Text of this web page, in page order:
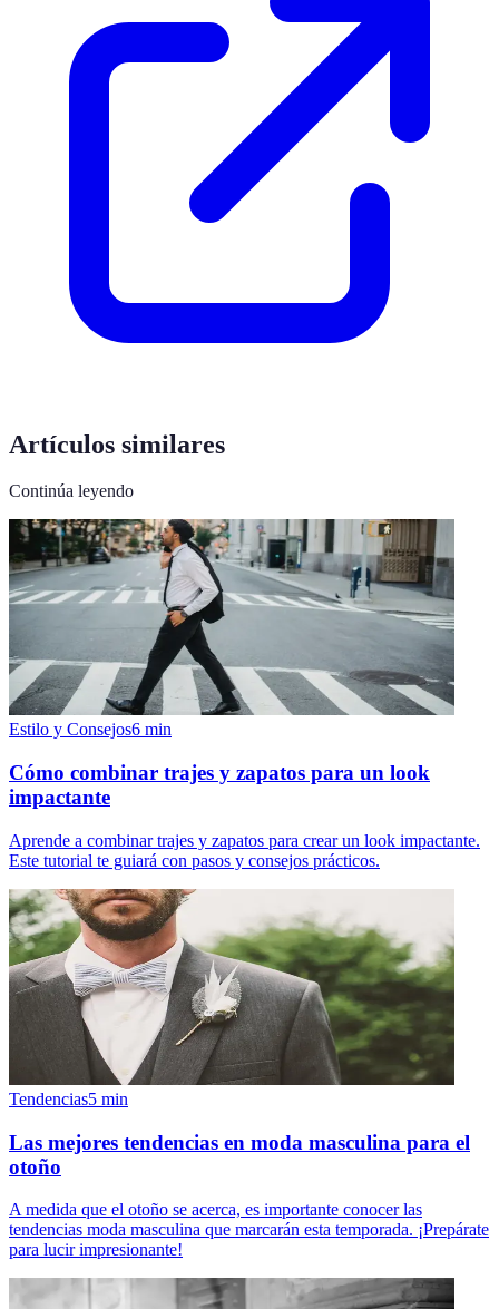
Artículos similares
Continúa leyendo
Estilo y Consejos6 min
Cómo combinar trajes y zapatos para un look
impactante
Aprende a combinar trajes y zapatos para crear un look impactante.
Este tutorial te guiará con pasos y consejos prácticos.
Tendencias5 min
Las mejores tendencias en moda masculina para el
otoño
A medida que el otoño se acerca, es importante conocer las
tendencias moda masculina que marcarán esta temporada. ¡Prepárate
para lucir impresionante!